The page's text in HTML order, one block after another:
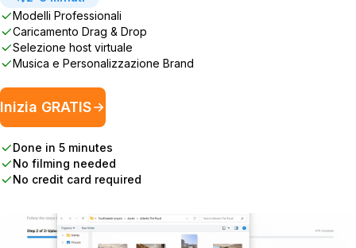
Modelli Professionali
Caricamento Drag & Drop
Selezione host virtuale
Musica e Personalizzazione Brand
Inizia GRATIS
Done in 5 minutes
No filming needed
No credit card required